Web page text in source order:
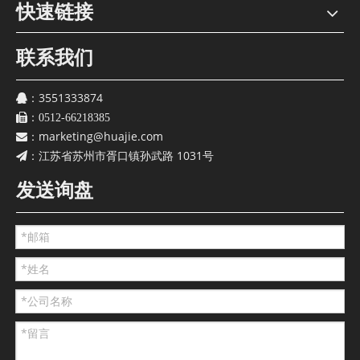
快速链接
联系我们
： 3551333874
： 0512-66218385
： marketing@huajie.com
： 江苏省苏州市胥口镇孙武路 1031号
发送询盘